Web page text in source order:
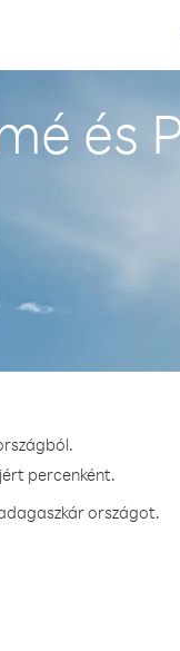
és
percenként.
országot.